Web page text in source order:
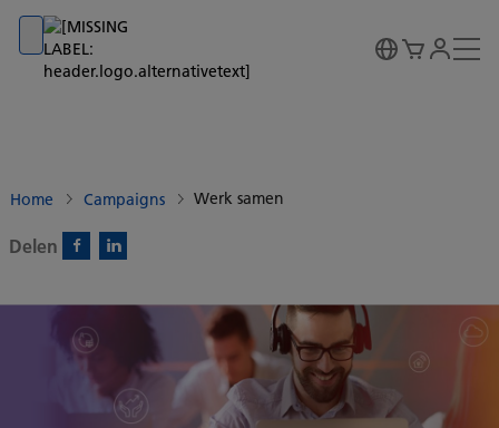
Go to banner
Go to content
Go to footer
Home Campaigns Werk samen
Delen